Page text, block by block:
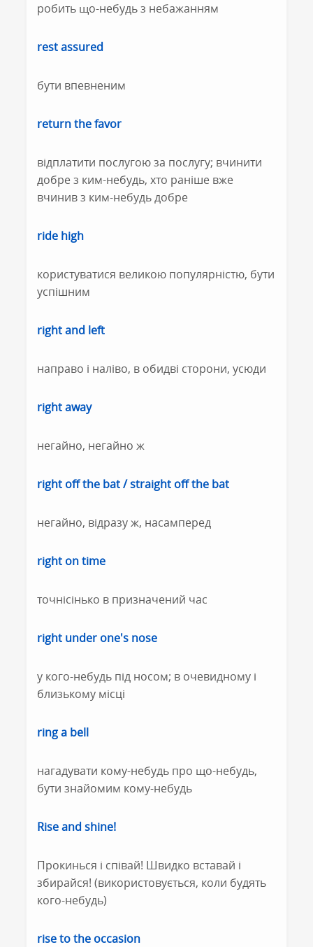
робить що-небудь з небажанням
rest assured
бути впевненим
return the favor
відплатити послугою за послугу; вчинити
добре з ким-небудь, хто раніше вже
вчинив з ким-небудь добре
ride high
користуватися великою популярністю, бути
успішним
right and left
направо і наліво, в обидві сторони, усюди
right away
негайно, негайно ж
right off the bat / straight off the bat
негайно, відразу ж, насамперед
right on time
точнісінько в призначений час
right under one's nose
у кого-небудь під носом; в очевидному і
близькому місці
ring a bell
нагадувати кому-небудь про що-небудь,
бути знайомим кому-небудь
Rise and shine!
Прокинься і співай! Швидко вставай і
збирайся! (використовується, коли будять
кого-небудь)
rise to the occasion